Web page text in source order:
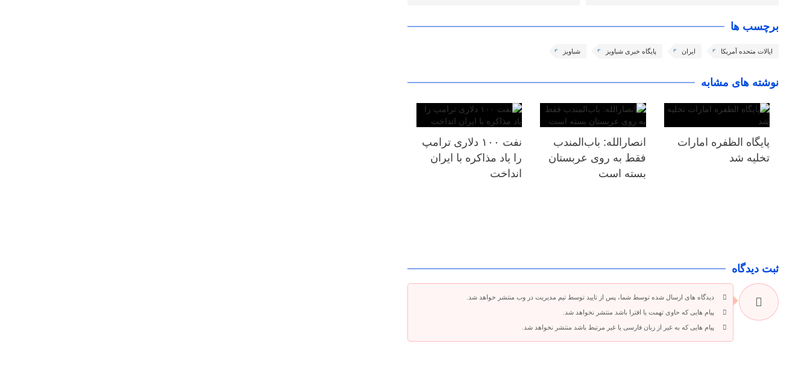
برچسب ها
ایالات متحده آمریکا ایران پایگاه خبری شباویز شباویز
نوشته های مشابه
پایگاه الظفره امارات
تخلیه شد
انصارالله: باب‌المندب
فقط به روی عربستان
بسته است
نفت ۱۰۰ دلاری ترامپ
را یاد مذاکره با ایران
انداخت
ثبت دیدگاه
دیدگاه های ارسال شده توسط شما، پس از تایید توسط تیم مدیریت در وب منتشر خواهد شد.
پیام هایی که حاوی تهمت یا افترا باشد منتشر نخواهد شد.
پیام هایی که به غیر از زبان فارسی یا غیر مرتبط باشد منتشر نخواهد شد.